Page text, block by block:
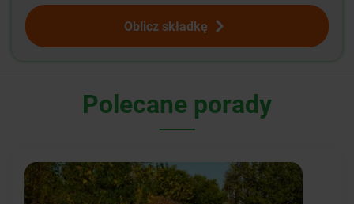
Oblicz składkę
Polecane porady